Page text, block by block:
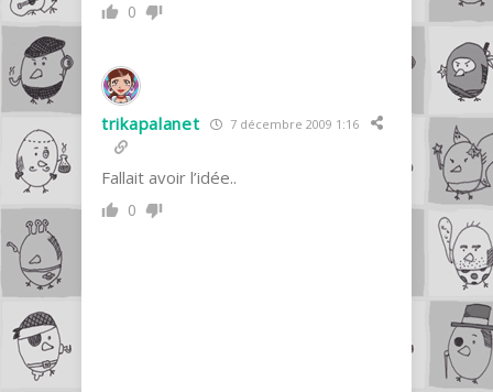
0
trikapalanet 7 décembre 2009 1:16
Fallait avoir l’idée..
0